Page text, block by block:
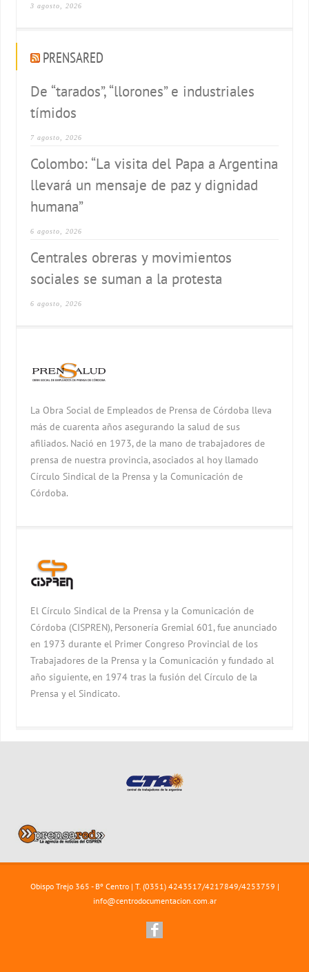
3 agosto, 2026
PRENSARED
De “tarados”, “llorones” e industriales
tímidos
7 agosto, 2026
Colombo: “La visita del Papa a Argentina
llevará un mensaje de paz y dignidad
humana”
6 agosto, 2026
Centrales obreras y movimientos
sociales se suman a la protesta
6 agosto, 2026
La Obra Social de Empleados de Prensa de Córdoba lleva
más de cuarenta años asegurando la salud de sus
afiliados. Nació en 1973, de la mano de trabajadores de
prensa de nuestra provincia, asociados al hoy llamado
Círculo Sindical de la Prensa y la Comunicación de
Córdoba.
El Círculo Sindical de la Prensa y la Comunicación de
Córdoba (CISPREN), Personería Gremial 601, fue anunciado
en 1973 durante el Primer Congreso Provincial de los
Trabajadores de la Prensa y la Comunicación y fundado al
año siguiente, en 1974 tras la fusión del Círculo de la
Prensa y el Sindicato.
Obispo Trejo 365 - Bº Centro | T. (0351) 4243517/4217849/4253759 |
info@centrodocumentacion.com.ar